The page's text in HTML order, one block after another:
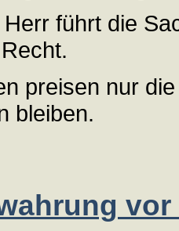
führt die
preisen nur
bleiben.
vor